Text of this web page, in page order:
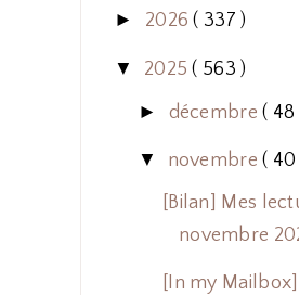
► 2026( 337 )
▼ 2025( 563 )
► décembre( 48
▼ novembre( 40
[Bilan] Mes
novembre
[In my Mailbox]